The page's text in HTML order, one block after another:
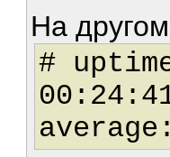
На
#